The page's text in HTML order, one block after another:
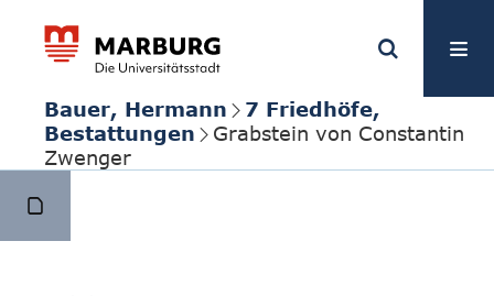
Bauer, Hermann
7 Friedhöfe,
Bestattungen
Grabstein von Constantin
Zwenger